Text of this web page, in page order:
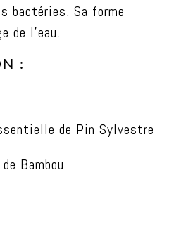
bactéries. Sa forme
de l’eau.
:
de Pin Sylvestre
Bambou